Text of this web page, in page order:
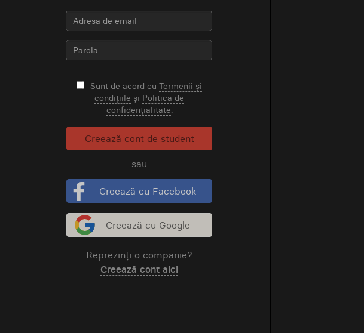
Sunt de acord cu Termenii și
condițiile și Politica de
confidențialitate.
Creează cont de student
sau
Creează cu Facebook
Creează cu Google
Reprezinți o companie?
Creează cont aici